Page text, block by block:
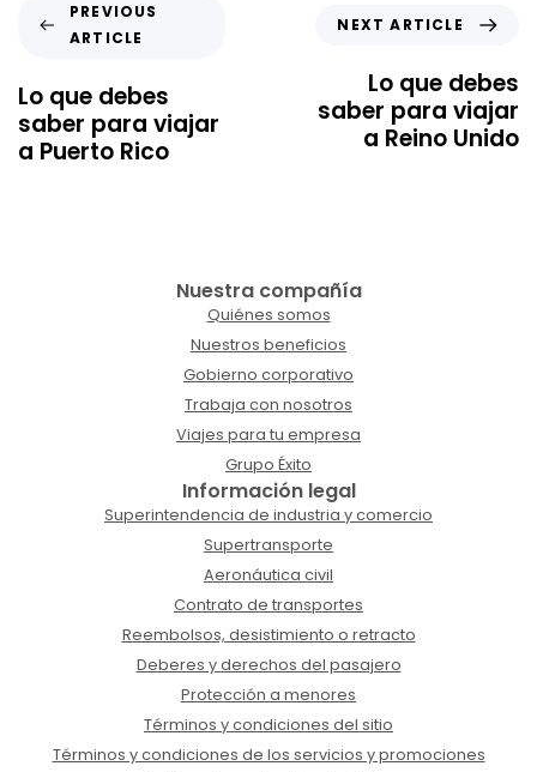
PREVIOUS
ARTICLE
Lo que debes
saber para viajar
a Puerto Rico
NEXT ARTICLE
Lo que debes
saber para viajar
a Reino Unido
Nuestra compañía
Quiénes somos
Nuestros beneficios
Gobierno corporativo
Trabaja con nosotros
Viajes para tu empresa
Grupo Éxito
Información legal
Superintendencia de industria y comercio
Supertransporte
Aeronáutica civil
Contrato de transportes
Reembolsos, desistimiento o retracto
Deberes y derechos del pasajero
Protección a menores
Términos y condiciones del sitio
Términos y condiciones de los servicios y promociones